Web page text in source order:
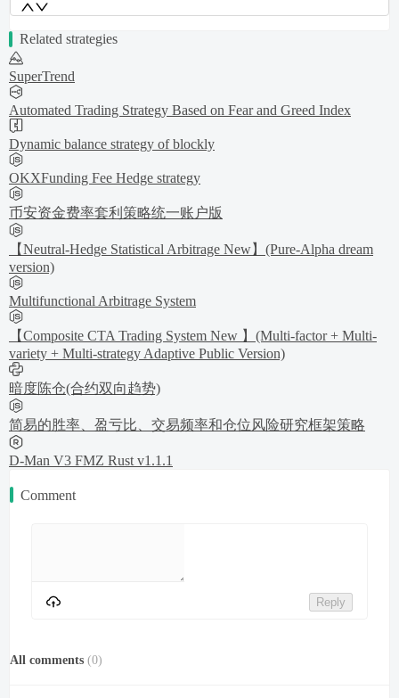
Related strategies
SuperTrend
Automated Trading Strategy Based on Fear and Greed Index
Dynamic balance strategy of blockly
OKXFunding Fee Hedge strategy
币安资金费率套利策略统一账户版
【Neutral-Hedge Statistical Arbitrage New】(Pure-Alpha dream
version)
Multifunctional Arbitrage System
【Composite CTA Trading System New 】(Multi-factor + Multi-
variety + Multi-strategy Adaptive Public Version)
暗度陈仓(合约双向趋势)
简易的胜率、盈亏比、交易频率和仓位风险研究框架策略
D-Man V3 FMZ Rust v1.1.1
Comment
Reply
All comments (0)